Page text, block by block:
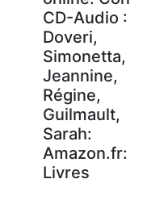
CD-Audio :
Doveri,
Simonetta,
Jeannine,
Régine,
Guilmault,
Sarah:
Amazon.fr:
Livres